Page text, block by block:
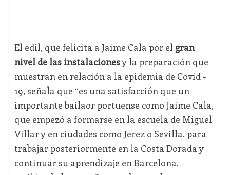
El edil, que felicita a Jaime Cala por el gran
nivel de las instalacionesy la preparación que
muestran en relación a la epidemia de Covid -
19, señala que “es una satisfacción que un
importante bailaor portuense como Jaime Cala,
que empezó a formarse en la escuela de Miguel
Villar y en ciudades como Jerez o Sevilla, para
trabajar posteriormente en la Costa Dorada y
continuar su aprendizaje en Barcelona,